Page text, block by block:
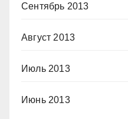
Сентябрь 2013
Август 2013
Июль 2013
Июнь 2013